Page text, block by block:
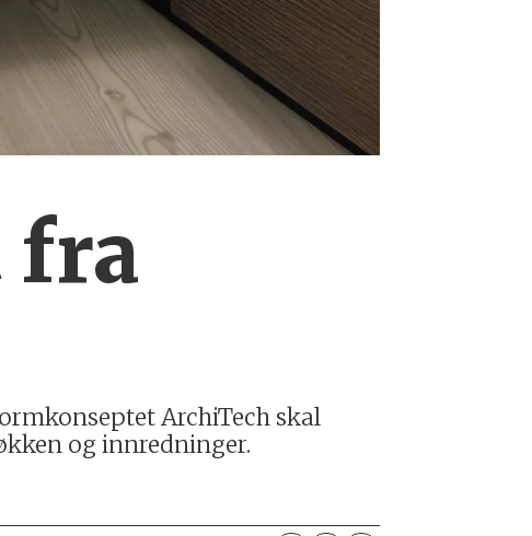
fra
ArchiTech skal
og innredninger.